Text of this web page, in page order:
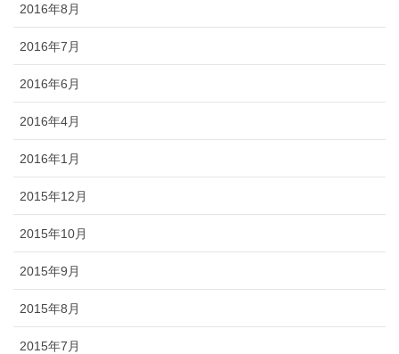
2016年8月
2016年7月
2016年6月
2016年4月
2016年1月
2015年12月
2015年10月
2015年9月
2015年8月
2015年7月